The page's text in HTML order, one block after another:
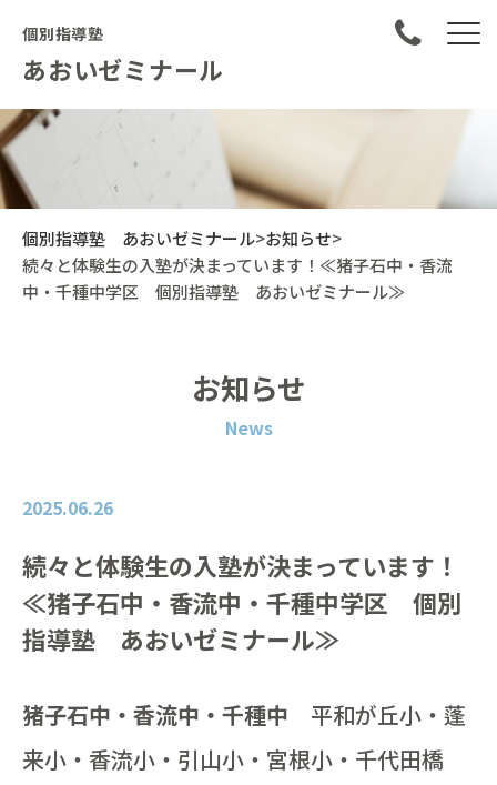
個別指導塾
あおいゼミナール
個別指導塾 あおいゼミナール>お知らせ>
続々と体験生の入塾が決まっています！≪猪子石中・香流
中・千種中学区 個別指導塾 あおいゼミナール≫
お知らせ
News
2025.06.26
続々と体験生の入塾が決まっています！
≪猪子石中・香流中・千種中学区 個別
指導塾 あおいゼミナール≫
猪子石中・香流中・千種中 平和が丘小・蓬
来小・香流小・引山小・宮根小・千代田橋